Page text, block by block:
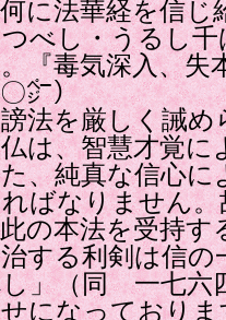
法華経を信じ
べし・うるし
『毒気深入、
㌻）
法を厳しく誡
は、智慧才覚
、純真な信心
ばなりません
本法を受持す
する利剣は信の
」（同 一七六
になっており